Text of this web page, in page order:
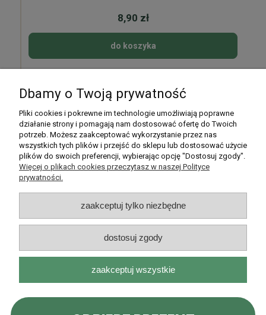
8,90 zł
do koszyka
Moje konto
Płatności i dostawa
Informacje
O nas
Rarytasy Dolnośląskie | ul. Olszewskiego 99, 51-638 Wrocław |
kontakt@rarytasydolnoslaskie.pl|537 71 71 71| NIP: 8982036706 |
Dbamy o Twoją prywatność
Pliki cookies i pokrewne im technologie umożliwiają poprawne
działanie strony i pomagają nam dostosować ofertę do Twoich
potrzeb. Możesz zaakceptować wykorzystanie przez nas
wszystkich tych plików i przejść do sklepu lub dostosować użycie
plików do swoich preferencji, wybierając opcję "Dostosuj zgody".
Więcej o plikach cookies przeczytasz w naszej Polityce
prywatności.
zaakceptuj tylko niezbędne
dostosuj zgody
zaakceptuj wszystkie